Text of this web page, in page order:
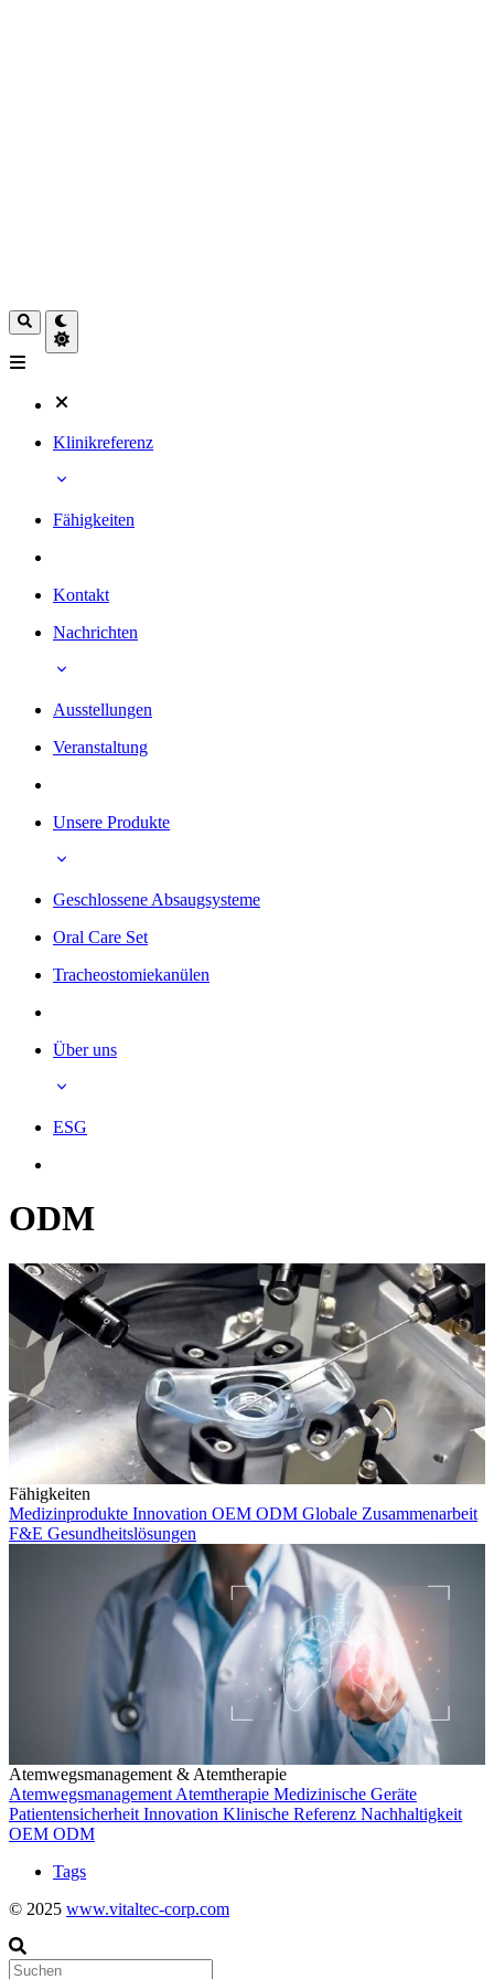
Klinikreferenz
Fähigkeiten
Kontakt
Nachrichten
Ausstellungen
Veranstaltung
Unsere Produkte
Geschlossene Absaugsysteme
Oral Care Set
Tracheostomiekanülen
Über uns
ESG
ODM
Fähigkeiten
Medizinprodukte Innovation OEM ODM Globale Zusammenarbeit
F&E Gesundheitslösungen
Atemwegsmanagement & Atemtherapie
Atemwegsmanagement Atemtherapie Medizinische Geräte
Patientensicherheit Innovation Klinische Referenz Nachhaltigkeit
OEM ODM
Tags
© 2025 www.vitaltec-corp.com